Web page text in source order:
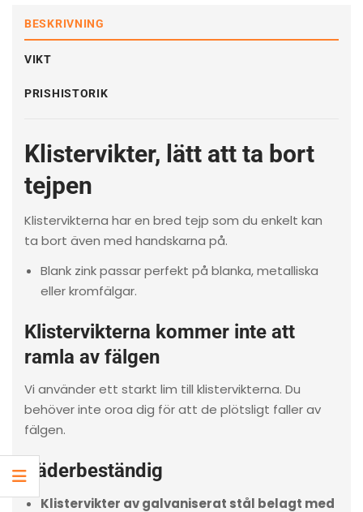
BESKRIVNING
VIKT
PRISHISTORIK
Klistervikter, lätt att ta bort
tejpen
Klistervikterna har en bred tejp som du enkelt kan
ta bort även med handskarna på.
Blank zink passar perfekt på blanka, metalliska
eller kromfälgar.
Klistervikterna kommer inte att
ramla av fälgen
Vi använder ett starkt lim till klistervikterna. Du
behöver inte oroa dig för att de plötsligt faller av
fälgen.
Väderbeständig
Klistervikter av galvaniserat stål belagt med